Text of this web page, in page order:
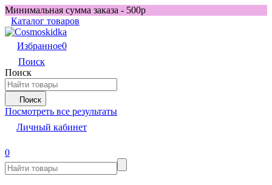
Минимальная сумма заказа - 500р
Каталог товаров
Избранное0
Поиск
Поиск
Поиск
Посмотреть все результаты
Личный кабинет
0